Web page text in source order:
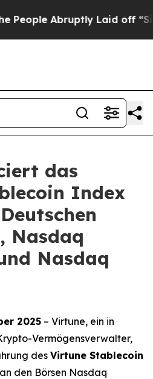
Abruptly Laid off “Simply a
das
Index
Nasdaq
Nasdaq
2025 – Virtune, ein in
Vermögensverwalter,
des Virtune Stablecoin
an den Börsen Nasdaq